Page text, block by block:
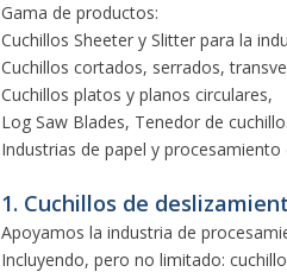
Gama de productos:
Cuchillos Sheeter y Slitter para la
Cuchillos cortados, serrados,
Cuchillos platos y planos circulares,
Log Saw Blades, Tenedor de
Industrias de papel y procesamiento
1. Cuchillos de
Apoyamos la industria de
Incluyendo, pero no limitado: